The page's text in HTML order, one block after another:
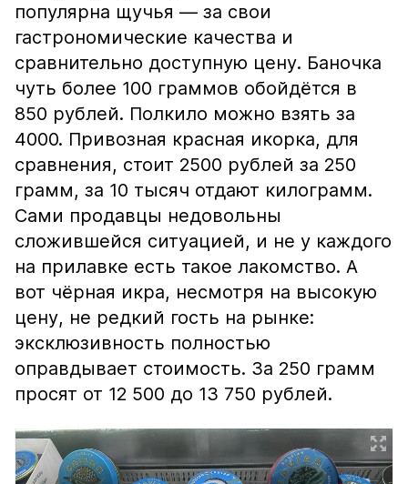
популярна щучья — за свои
гастрономические качества и
сравнительно доступную цену. Баночка
чуть более 100 граммов обойдётся в
850 рублей. Полкило можно взять за
4000. Привозная красная икорка, для
сравнения, стоит 2500 рублей за 250
грамм, за 10 тысяч отдают килограмм.
Сами продавцы недовольны
сложившейся ситуацией, и не у каждого
на прилавке есть такое лакомство. А
вот чёрная икра, несмотря на высокую
цену, не редкий гость на рынке:
эксклюзивность полностью
оправдывает стоимость. За 250 грамм
просят от 12 500 до 13 750 рублей.